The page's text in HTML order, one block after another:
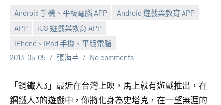
Android 手機、平板電腦 APP
Android 遊戲與教育 APP
APP
iOS 遊戲與教育 APP
iPhone、iPad 手機、平版電腦
2013-05-05
張海芋 No comments
「鋼鐵人3」最近在台灣上映，馬上就有遊戲推出，在
鋼鐵人3的遊戲中，你將化身為史塔克，在一望無涯的